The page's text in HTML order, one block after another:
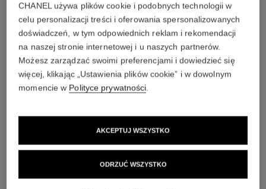
karata
Cechy poszczególnych artykułów mogą się nieznacznie
różnić**
materiał
CHANEL używa plików cookie i podobnych technologii w
celu personalizacji treści i oferowania spersonalizowanych
doświadczeń, w tym odpowiednich reklam i rekomendacji
na naszej stronie internetowej i u naszych partnerów.
Możesz zarządzać swoimi preferencjami i dowiedzieć się
więcej, klikając „Ustawienia plików cookie” i w dowolnym
momencie w Polityce prywatności
ODRZUĆ WSZYSTKO
AKCEPTUJ WSZYSTKO